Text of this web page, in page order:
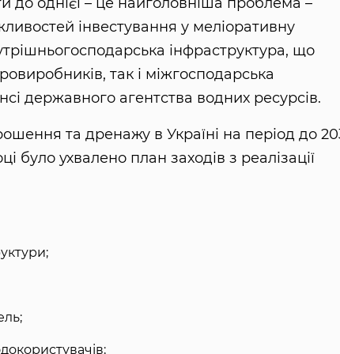
інвестування у меліоративну
інфраструктура, що
так і міжгосподарська
державного агентства водних ресурсів.
та дренажу в Україні на період до
було ухвалено план заходів з реалізації